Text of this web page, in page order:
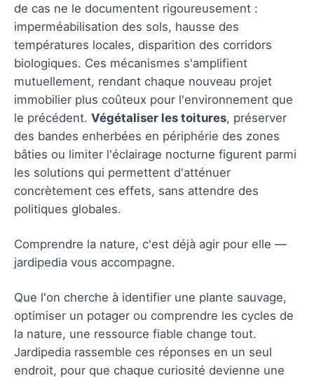
de cas ne le documentent rigoureusement :
imperméabilisation des sols, hausse des
températures locales, disparition des corridors
biologiques. Ces mécanismes s'amplifient
mutuellement, rendant chaque nouveau projet
immobilier plus coûteux pour l'environnement que
le précédent. Végétaliser les toitures, préserver
des bandes enherbées en périphérie des zones
bâties ou limiter l'éclairage nocturne figurent parmi
les solutions qui permettent d'atténuer
concrètement ces effets, sans attendre des
politiques globales.
Comprendre la nature, c'est déjà agir pour elle —
jardipedia vous accompagne.
Que l'on cherche à identifier une plante sauvage,
optimiser un potager ou comprendre les cycles de
la nature, une ressource fiable change tout.
Jardipedia rassemble ces réponses en un seul
endroit, pour que chaque curiosité devienne une